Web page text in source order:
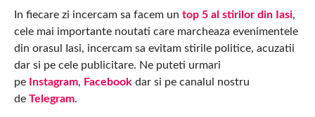
In fiecare zi incercam sa facem un top 5 al stirilor din Iasi,
cele mai importante noutati care marcheaza evenimentele
din orasul Iasi, incercam sa evitam stirile politice, acuzatii
dar si pe cele publicitare. Ne puteti urmari
pe
Instagram, Facebook dar si pe canalul nostru
de Telegram.